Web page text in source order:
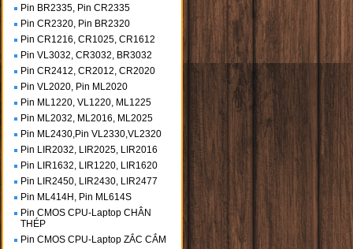
Pin BR2335, Pin CR2335
Pin CR2320, Pin BR2320
Pin CR1216, CR1025, CR1612
Pin VL3032, CR3032, BR3032
Pin CR2412, CR2012, CR2020
Pin VL2020, Pin ML2020
Pin ML1220, VL1220, ML1225
Pin ML2032, ML2016, ML2025
Pin ML2430,Pin VL2330,VL2320
Pin LIR2032, LIR2025, LIR2016
Pin LIR1632, LIR1220, LIR1620
Pin LIR2450, LIR2430, LIR2477
Pin ML414H, Pin ML614S
Pin CMOS CPU-Laptop CHÂN
THÉP
Pin CMOS CPU-Laptop ZẮC CẮM